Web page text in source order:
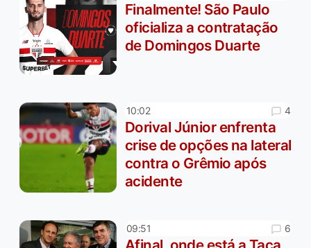
Finalmente! São Paulo
oficializa a contratação
de Domingos Duarte
10:02 4
Dorival Júnior enfrenta
crise de opções na lateral
contra o Grêmio após
acidente
09:51 6